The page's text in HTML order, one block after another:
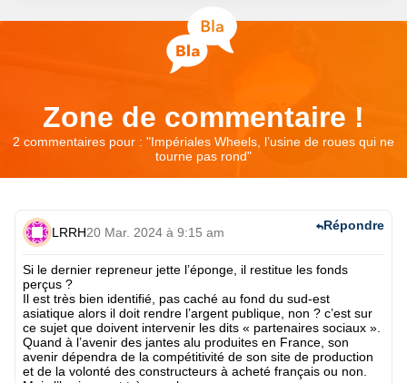
Zone de commentaire !
2 commentaires pour : "Impériales Wheels, l’usine de roues qui ne
tourne pas rond"
LRRH20 Mar. 2024 à 9:15 am
Si le dernier repreneur jette l’éponge, il restitue les fonds
perçus ?
Il est très bien identifié, pas caché au fond du sud-est
asiatique alors il doit rendre l’argent publique, non ? c’est sur
ce sujet que doivent intervenir les dits « partenaires sociaux ».
Quand à l’avenir des jantes alu produites en France, son
avenir dépendra de la compétitivité de son site de production
et de la volonté des constructeurs à acheté français ou non.
Répondre